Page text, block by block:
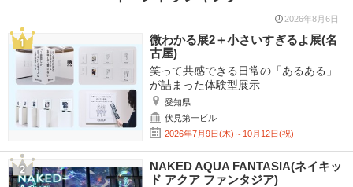
2026年8月6日
微わかる展2＋小さいすぎるよ展(名
古屋)
笑って共感できる日常の「あるある」
が詰まった体験型展示
愛知県
伏見第一ビル
2026年7月9日(木)～10月12日(祝)
NAKED AQUA FANTASIA(ネイキッ
ド アクア ファンタジア)